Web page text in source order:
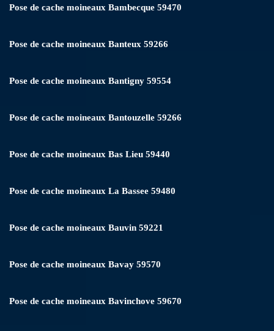
Pose de cache moineaux Bambecque 59470
Pose de cache moineaux Banteux 59266
Pose de cache moineaux Bantigny 59554
Pose de cache moineaux Bantouzelle 59266
Pose de cache moineaux Bas Lieu 59440
Pose de cache moineaux La Bassee 59480
Pose de cache moineaux Bauvin 59221
Pose de cache moineaux Bavay 59570
Pose de cache moineaux Bavinchove 59670